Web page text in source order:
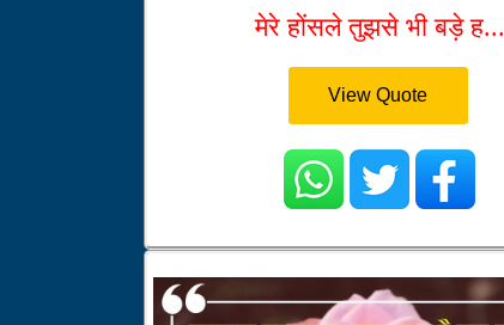
मेरे होंसले तुझसे भी बड़े ह...
View Quote